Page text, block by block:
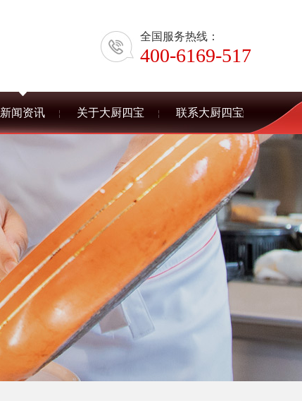
全国服务热线：
400-6169-517
新闻资讯 关于大厨四宝 联系大厨四宝